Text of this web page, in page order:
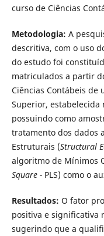
curso de Ciências
Metodologia: A
descritiva, com o uso
do estudo foi
matriculados a partir
Ciências Contábeis de
Superior, estabelecida
possuindo como
tratamento dos dados
Estruturais (Structural
algoritmo de Mínimos
Square - PLS) como o
Resultados: O fator
positiva e significativa
sugerindo que a